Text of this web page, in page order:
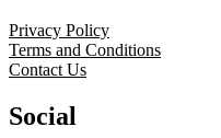
Privacy Policy
Terms and Conditions
Contact Us
Social